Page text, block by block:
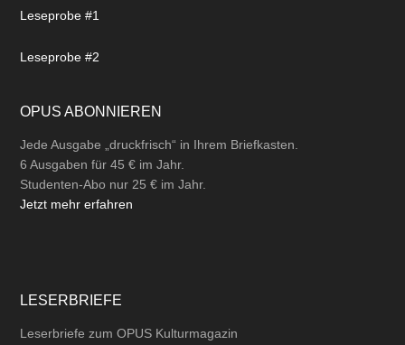
Leseprobe #1
Leseprobe #2
OPUS ABONNIEREN
Jede Ausgabe „druckfrisch“ in Ihrem Briefkasten.
6 Ausgaben für 45 € im Jahr.
Studenten-Abo nur 25 € im Jahr.
Jetzt mehr erfahren
LESERBRIEFE
Leserbriefe zum OPUS Kulturmagazin